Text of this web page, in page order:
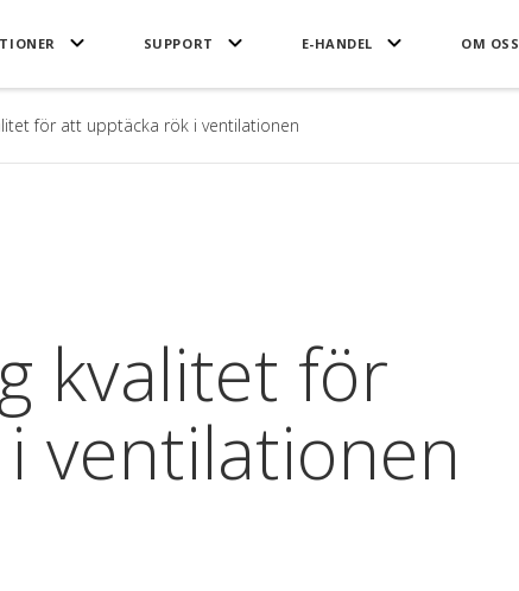
SUPPORT E-HANDEL OM OSS
för att upptäcka rök i ventilationen
kvalitet för
ventilationen